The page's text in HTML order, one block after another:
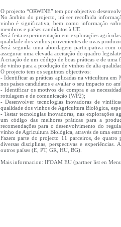
O projecto “ORWINE” tem por objectivo
No âmbito do projecto, irá ser recolhida
vinho é significativa, bem como informação
membros e países candidatos à UE.
Será feita experimentação em explorações
qualidade dos vinhos provenientes de uvas
Será seguida uma abordagem participativa
assegurar uma elevada aceitação do quadro
A criação de um código de boas práticas e de
de vinho para a produção de vinhos de alta
O projecto tem os seguintes objectivos:
- Identificar as práticas aplicadas na viticultura em
nos países candidatos e avaliar o seu impacto no
- Identificar os motivos de compra e as
rotulagem e de comunicação (WP2);
- Desenvolver tecnologias inovadoras de
qualidade dos vinhos de Agricultura Biológica,
- Testar tecnologias inovadoras, nas explorações
um código das melhores práticas para a
recomendações para o desenvolvimento do
vinho de Agricultura Biológica, através de uma
Fazem parte do projecto 11 parceiros, de
diversas disciplinas, perspectivas e
outros países (E, PT, GR, HU, BG).
Mais informacion: IFOAM EU (partner list en